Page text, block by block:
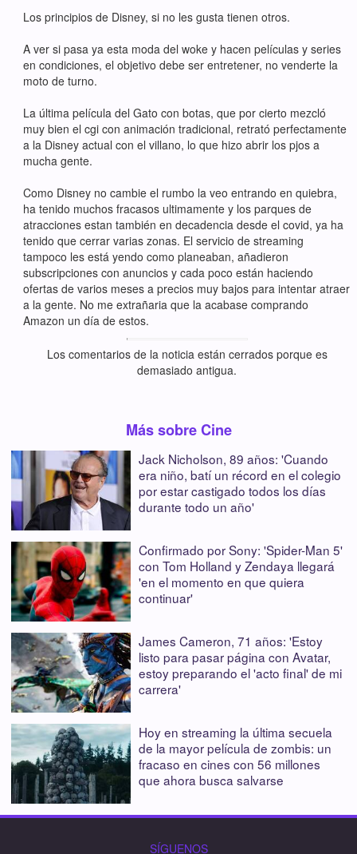
Los principios de Disney, si no les gusta tienen otros.
A ver si pasa ya esta moda del woke y hacen películas y series
en condiciones, el objetivo debe ser entretener, no venderte la
moto de turno.
La última película del Gato con botas, que por cierto mezcló
muy bien el cgi con animación tradicional, retrató perfectamente
a la Disney actual con el villano, lo que hizo abrir los pjos a
mucha gente.
Como Disney no cambie el rumbo la veo entrando en quiebra,
ha tenido muchos fracasos ultimamente y los parques de
atracciones estan también en decadencia desde el covid, ya ha
tenido que cerrar varias zonas. El servicio de streaming
tampoco les está yendo como planeaban, añadieron
subscripciones con anuncios y cada poco están haciendo
ofertas de varios meses a precios muy bajos para intentar atraer
a la gente. No me extrañaria que la acabase comprando
Amazon un día de estos.
Los comentarios de la noticia están cerrados porque es
demasiado antigua.
Más sobre Cine
Jack Nicholson, 89 años: 'Cuando
era niño, batí un récord en el colegio
por estar castigado todos los días
durante todo un año'
Confirmado por Sony: 'Spider-Man 5'
con Tom Holland y Zendaya llegará
'en el momento en que quiera
continuar'
James Cameron, 71 años: 'Estoy
listo para pasar página con Avatar,
estoy preparando el 'acto final' de mi
carrera'
Hoy en streaming la última secuela
de la mayor película de zombis: un
fracaso en cines con 56 millones
que ahora busca salvarse
SÍGUENOS